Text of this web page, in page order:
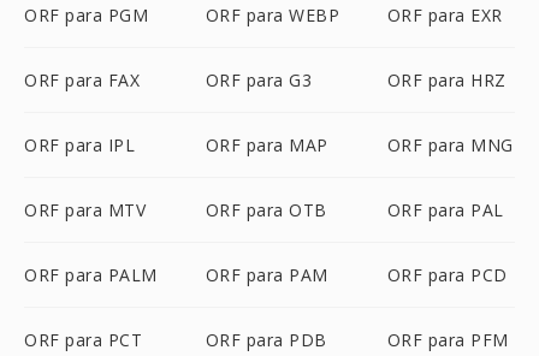
ORF para PGM ORF para WEBP ORF para EXR
ORF para FAX ORF para G3 ORF para HRZ
ORF para IPL ORF para MAP ORF para MNG
ORF para MTV ORF para OTB ORF para PAL
ORF para PALM ORF para PAM ORF para PCD
ORF para PCT ORF para PDB ORF para PFM